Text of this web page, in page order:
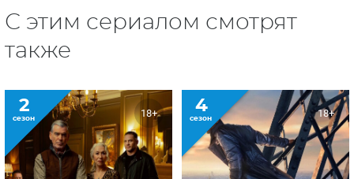
С этим сериалом смотрят
также
2
сезон 18+ 4
сезон 18+